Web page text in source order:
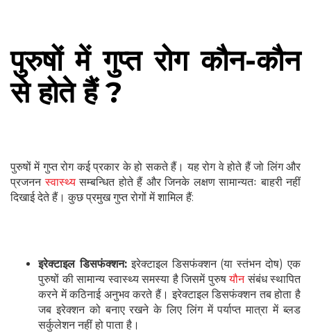
पुरुषों में गुप्त रोग कौन-कौन
से होते हैं ?
पुरुषों में गुप्त रोग कई प्रकार के हो सकते हैं। यह रोग वे होते हैं जो लिंग और
प्रजननस्वास्थ्यसम्बन्धित होते हैं और जिनके लक्षण सामान्यतः बाहरी नहीं
दिखाई देते हैं। कुछ प्रमुख गुप्त रोगों में शामिल हैं:
इरेक्टाइल डिसफंक्शन:इरेक्टाइल डिसफंक्शन (या स्तंभन दोष) एक
पुरुषों की सामान्य स्वास्थ्य समस्या है जिसमें पुरुषयौनसंबंध स्थापित
करने में कठिनाई अनुभव करते हैं। इरेक्टाइल डिसफंक्शन तब होता है
जब इरेक्शन को बनाए रखने के लिए लिंग में पर्याप्त मात्रा में ब्‍लड
सर्कुलेशन नहीं हो पाता है।